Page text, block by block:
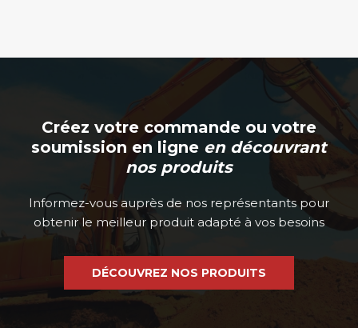
Créez votre commande ou votre
soumission en ligne en découvrant
nos produits
Informez-vous auprès de nos représentants pour
obtenir le meilleur produit adapté à vos besoins
DÉCOUVREZ NOS PRODUITS